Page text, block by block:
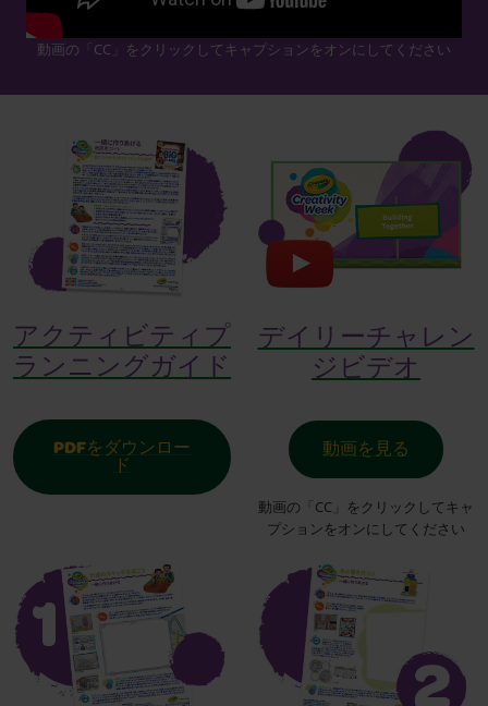
動画の「CC」をクリックしてキャプションをオンにしてください
アクティビティプ
ランニングガイド
PDFをダウンロー
ド
デイリーチャレン
ジビデオ
動画を見る
動画の「CC」をクリックしてキャ
プションをオンにしてください